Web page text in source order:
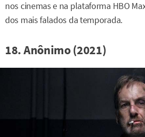
nos cinemas e na plataforma HBO
dos mais falados da temporada.
18. Anônimo (2021)